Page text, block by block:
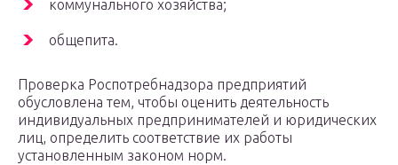
коммунального хозяйства;
общепита.
Проверка Роспотребнадзора предприятий
обусловлена тем, чтобы оценить деятельность
индивидуальных предпринимателей и юридических
лиц, определить соответствие их работы
установленным законом норм.